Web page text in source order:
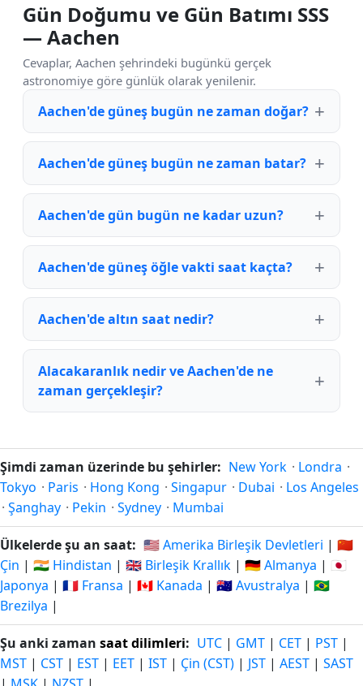
Gün Doğumu ve Gün Batımı SSS
— Aachen
Cevaplar, Aachen şehrindeki bugünkü gerçek
astronomiye göre günlük olarak yenilenir.
Aachen'de güneş bugün ne zaman doğar?
Aachen'de güneş bugün ne zaman batar?
Aachen'de gün bugün ne kadar uzun?
Aachen'de güneş öğle vakti saat kaçta?
Aachen'de altın saat nedir?
Alacakaranlık nedir ve Aachen'de ne
zaman gerçekleşir?
Şimdi zaman üzerinde bu şehirler: New York · Londra ·
Tokyo · Paris · Hong Kong · Singapur · Dubai · Los Angeles
· Şanghay · Pekin · Sydney · Mumbai
Ülkelerde şu an saat: 🇺🇸 Amerika Birleşik Devletleri | 🇨🇳
Çin | 🇮🇳 Hindistan | 🇬🇧 Birleşik Krallık | 🇩🇪 Almanya | 🇯🇵
Japonya | 🇫🇷 Fransa | 🇨🇦 Kanada | 🇦🇺 Avustralya | 🇧🇷
Brezilya |
Şu anki zaman saat dilimleri: UTC | GMT | CET | PST |
MST | CST | EST | EET | IST | Çin (CST) | JST | AEST | SAST